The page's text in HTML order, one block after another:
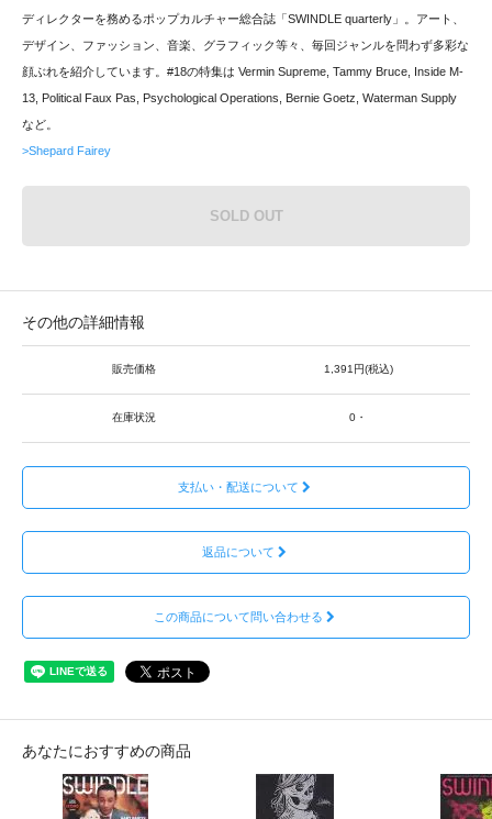
ディレクターを務めるポップカルチャー総合誌「SWINDLE quarterly」。アート、
デザイン、ファッション、音楽、グラフィック等々、毎回ジャンルを問わず多彩な
顔ぶれを紹介しています。#18の特集は Vermin Supreme, Tammy Bruce, Inside M-
13, Political Faux Pas, Psychological Operations, Bernie Goetz, Waterman Supply
など。
>Shepard Fairey
SOLD OUT
その他の詳細情報
販売価格 1,391円(税込)
在庫状況 0・
支払い・配送について
返品について
この商品について問い合わせる
あなたにおすすめの商品